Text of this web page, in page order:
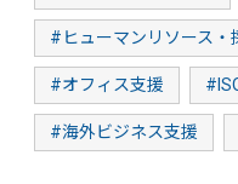
#ヒューマンリソース・
#オフィス支援
#海外ビジネス支援